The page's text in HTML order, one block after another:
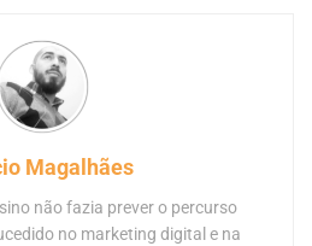
Magalhães
não fazia prever o percurso
no marketing digital e na